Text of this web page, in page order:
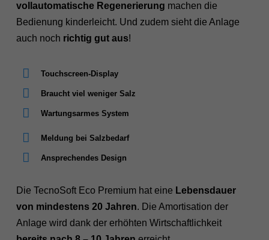
vollautomatische Regenerierung machen die
Bedienung kinderleicht. Und zudem sieht die Anlage
auch noch richtig gut aus!
Touchscreen-Display
Braucht viel weniger Salz
Wartungsarmes System
Meldung bei Salzbedarf
Ansprechendes Design
Die TecnoSoft Eco Premium hat eine Lebensdauer
von mindestens 20 Jahren. Die Amortisation der
Anlage wird dank der erhöhten Wirtschaftlichkeit